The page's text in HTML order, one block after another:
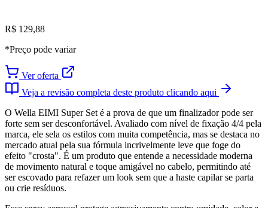
R$ 129,88
*Preço pode variar
Ver oferta
Veja a revisão completa deste produto clicando aqui
O Wella EIMI Super Set é a prova de que um finalizador pode ser
forte sem ser desconfortável. Avaliado com nível de fixação 4/4 pela
marca, ele sela os estilos com muita competência, mas se destaca no
mercado atual pela sua fórmula incrivelmente leve que foge do
efeito "crosta". É um produto que entende a necessidade moderna
de movimento natural e toque amigável no cabelo, permitindo até
ser escovado para refazer um look sem que a haste capilar se parta
ou crie resíduos.